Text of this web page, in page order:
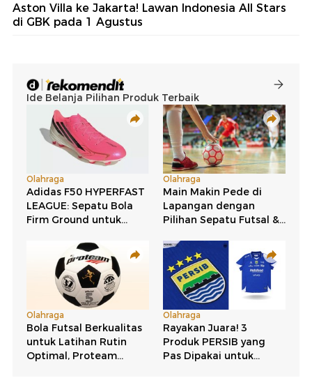
Aston Villa ke Jakarta! Lawan Indonesia All Stars
di GBK pada 1 Agustus